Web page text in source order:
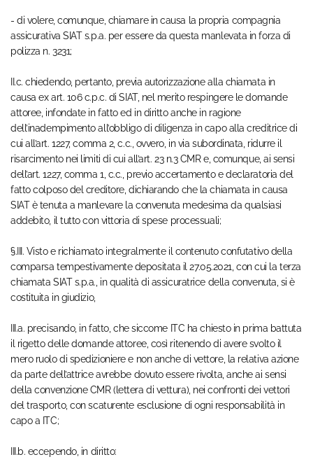
- di volere, comunque, chiamare in causa la propria compagnia
assicurativa SIAT s.p.a. per essere da questa manlevata in forza di
polizza n. 3231;
II.c. chiedendo, pertanto, previa autorizzazione alla chiamata in
causa ex art. 106 c.p.c. di SIAT, nel merito respingere le domande
attoree, infondate in fatto ed in diritto anche in ragione
dell’inadempimento all’obbligo di diligenza in capo alla creditrice di
cui all’art. 1227, comma 2, c.c., ovvero, in via subordinata, ridurre il
risarcimento nei limiti di cui all’art. 23 n.3 CMR e, comunque, ai sensi
dell’art. 1227, comma 1, c.c., previo accertamento e declaratoria del
fatto colposo del creditore, dichiarando che la chiamata in causa
SIAT è tenuta a manlevare la convenuta medesima da qualsiasi
addebito, il tutto con vittoria di spese processuali;
§.III. Visto e richiamato integralmente il contenuto confutativo della
comparsa tempestivamente depositata il 27.05.2021, con cui la terza
chiamata SIAT s.p.a., in qualità di assicuratrice della convenuta, si è
costituita in giudizio,
III.a. precisando, in fatto, che siccome ITC ha chiesto in prima battuta
il rigetto delle domande attoree, così ritenendo di avere svolto il
mero ruolo di spedizioniere e non anche di vettore, la relativa azione
da parte dell’attrice avrebbe dovuto essere rivolta, anche ai sensi
della convenzione CMR (lettera di vettura), nei confronti dei vettori
del trasporto, con scaturente esclusione di ogni responsabilità in
capo a ITC;
III.b. eccependo, in diritto: